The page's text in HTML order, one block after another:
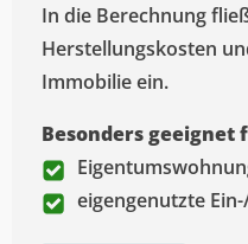
In die Berechnung
Herstellungskosten
Immobilie ein.
Besonders geeignet
eigengenutzte